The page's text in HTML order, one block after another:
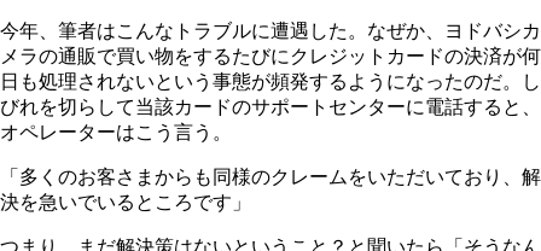
今年、筆者はこんなトラブルに遭遇した。なぜか、ヨドバシカ
メラの通販で買い物をするたびにクレジットカードの決済が何
日も処理されないという事態が頻発するようになったのだ。し
びれを切らして当該カードのサポートセンターに電話すると、
オペレーターはこう言う。
「多くのお客さまからも同様のクレームをいただいており、解
決を急いでいるところです」
つまり、まだ解決策はないということ？と聞いたら「そうなん